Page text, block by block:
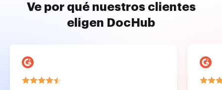
Ve por qué nuestros clientes
eligen DocHub